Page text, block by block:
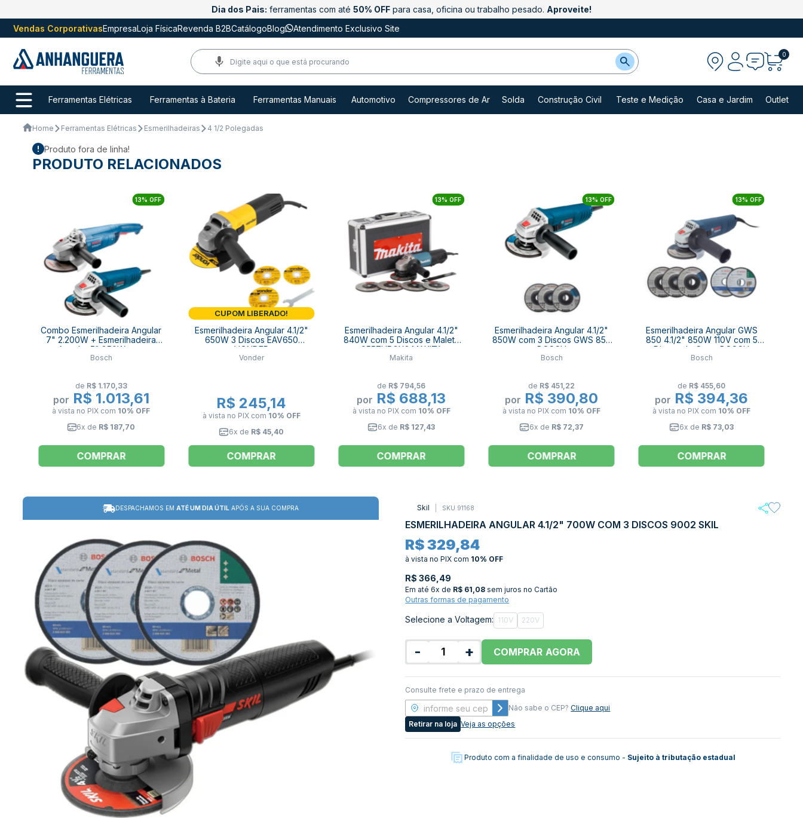
Dia dos Pais: ferramentas com até 50% OFF para casa, oficina ou trabalho pesado. Aproveite!
Vendas CorporativasEmpresaLoja FísicaRevenda B2BCatálogoBlog Atendimento Exclusivo Site
0
Ferramentas Elétricas Ferramentas à Bateria Ferramentas Manuais Automotivo Compressores de Ar Solda Construção Civil Teste e Medição Casa e Jardim Outlet
Home Ferramentas Elétricas Esmerilhadeiras 4 1/2 Polegadas
Produto fora de linha!
PRODUTO RELACIONADOS
13% OFF
Combo Esmerilhadeira Angular
7" 2.200W + Esmerilhadeira
Angular 5" 850W com
Acessórios BOSCH
Bosch
de R$ 1.170,33
por R$ 1.013,61
à vista no PIX com 10% OFF
6x de R$ 187,70
COMPRAR
CUPOM LIBERADO!
Esmerilhadeira Angular 4.1/2"
650W 3 Discos EAV650
VONDER
Vonder
R$ 245,14
à vista no PIX com 10% OFF
6x de R$ 45,40
COMPRAR
13% OFF
Esmerilhadeira Angular 4.1/2"
840W com 5 Discos e Maleta
9557HPGX2 MAKITA
Makita
de R$ 794,56
por R$ 688,13
à vista no PIX com 10% OFF
6x de R$ 127,43
COMPRAR
13% OFF
Esmerilhadeira Angular 4.1/2"
850W com 3 Discos GWS 850
BOSCH
Bosch
de R$ 451,22
por R$ 390,80
à vista no PIX com 10% OFF
6x de R$ 72,37
COMPRAR
13% OFF
Esmerilhadeira Angular GWS
850 4.1/2" 850W 110V com 5
Discos de Corte BOSCH
Bosch
de R$ 455,60
por R$ 394,36
à vista no PIX com 10% OFF
6x de R$ 73,03
COMPRAR
DESPACHAMOS EM ATÉ UM DIA ÚTILAPÓS A SUA COMPRA Skil SKU 91168
ESMERILHADEIRA ANGULAR 4.1/2" 700W COM 3 DISCOS 9002 SKIL
R$ 329,84
à vista no PIXcom 10% OFF
R$ 366,49
Em até 6x de R$ 61,08 sem juros no Cartão
Outras formas de pagamento
Selecione a Voltagem: 110V 220V
- + COMPRAR
Consulte frete e prazo de entrega
Não sabe o CEP?Clique aqui
Retirar na loja Veja as opções
Produto com a finalidade de uso e consumo - Sujeito à tributação estadual